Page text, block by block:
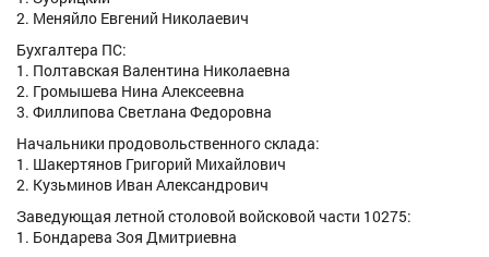
2. Меняйло Евгений Николаевич
Бухгалтера ПС:
1. Полтавская Валентина Николаевна
2. Громышева Нина Алексеевна
3. Филлипова Светлана Федоровна
Начальники продовольственного склада:
1. Шакертянов Григорий Михайлович
2. Кузьминов Иван Александрович
Заведующая летной столовой войсковой части 10275:
1. Бондарева Зоя Дмитриевна